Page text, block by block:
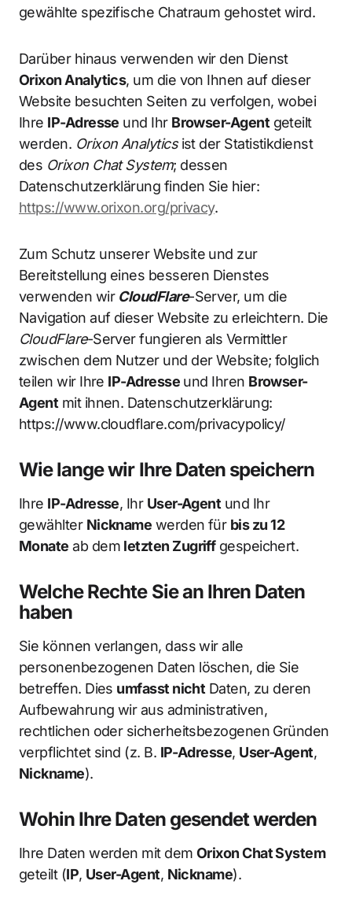
gewählte spezifische Chatraum gehostet wird.
Darüber hinaus verwenden wir den Dienst
Orixon Analytics, um die von Ihnen auf dieser
Website besuchten Seiten zu verfolgen, wobei
Ihre IP-Adresse und Ihr Browser-Agent geteilt
werden. Orixon Analyticsist der Statistikdienst
des Orixon Chat System; dessen
Datenschutzerklärung finden Sie hier:
https://www.orixon.org/privacy.
Zum Schutz unserer Website und zur
Bereitstellung eines besseren Dienstes
verwenden wir CloudFlare-Server, um die
Navigation auf dieser Website zu erleichtern. Die
CloudFlare-Server fungieren als Vermittler
zwischen dem Nutzer und der Website; folglich
teilen wir Ihre IP-Adresseund Ihren Browser-
Agent mit ihnen. Datenschutzerklärung:
https://www.cloudflare.com/privacypolicy/
Wie lange wir Ihre Daten speichern
Ihre IP-Adresse, Ihr User-Agent und Ihr
gewählter Nickname werden für bis zu 12
Monate ab dem letzten Zugriffgespeichert.
Welche Rechte Sie an Ihren Daten
haben
Sie können verlangen, dass wir alle
personenbezogenen Daten löschen, die Sie
betreffen. Dies umfasst nicht Daten, zu deren
Aufbewahrung wir aus administrativen,
rechtlichen oder sicherheitsbezogenen Gründen
verpflichtet sind (z. B. IP-Adresse, User-Agent,
Nickname).
Wohin Ihre Daten gesendet werden
Ihre Daten werden mit dem Orixon Chat System
geteilt (IP, User-Agent, Nickname).